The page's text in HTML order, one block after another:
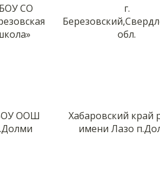
СО
г.
обл.
ООШ
Хабаровский край
имени Лазо